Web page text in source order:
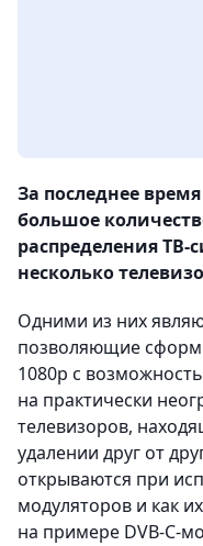
За последнее
большое
распределения ТВ-
несколько
Одними из них
позволяющие
1080р с
на практически
телевизоров,
удалении друг от
открываются при
модуляторов и как
на примере DVB-C-